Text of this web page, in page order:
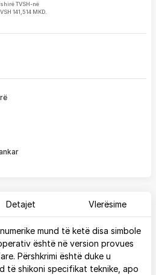
TVSH-në
141,514 MKD.
Detajet Vlerësime
mund të ketë disa simbole
është në version provues
Përshkrimi është duke u
të shikoni specifikat teknike, apo